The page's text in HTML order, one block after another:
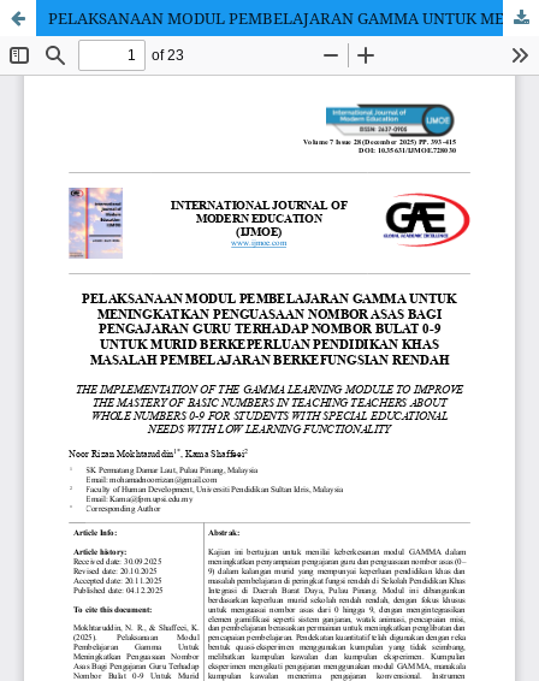
PELAKSANAAN MODUL PEMBELAJARAN GAMMA UNTUK MENINGKATKAN PENGUASAAN NOMBOR ASAS BAGI PENGAJARAN GURU TERHADAP NOMBOR BULAT 0-9 UNTUK MURID BERKEPERLUAN PENDIDIKAN KHAS MASALAH PEMBELAJARAN BERKEFUNGSIAN RENDAH